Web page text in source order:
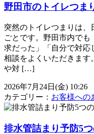
野田市のトイレつま
突然のトイレつまりは、
ごとです。野田市内で
求だった」「自分で対応
相談をよくいただきます
や対 […]
2026年7月24日(金) 10:26
カテゴリー： お客様への
排水管詰まり予防5